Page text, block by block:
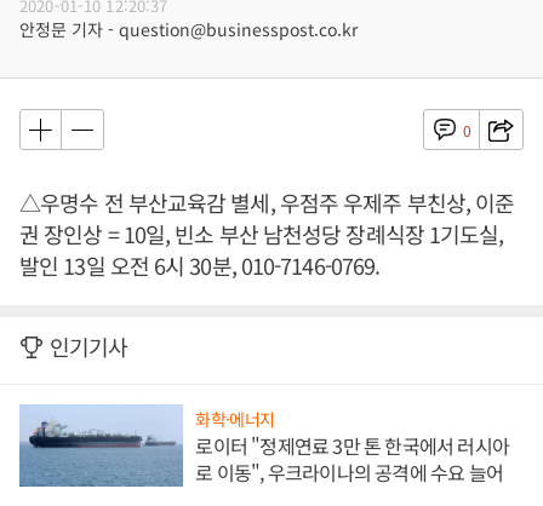
2020-01-10 12:20:37
안정문 기자 - question@businesspost.co.kr
0
△우명수 전 부산교육감 별세, 우점주 우제주 부친상, 이준
권 장인상 = 10일, 빈소 부산 남천성당 장례식장 1기도실,
발인 13일 오전 6시 30분, 010-7146-0769.
인기기사
화학·에너지
로이터 "정제연료 3만 톤 한국에서 러시아
로 이동", 우크라이나의 공격에 수요 늘어